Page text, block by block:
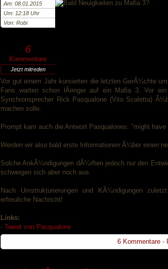
Am: 08.01.2015
Um: 12:18 Uhr
Von: Robi
6
Kommentare
Jetzt mitreden
Vor gut einem Jahr kursierten die letzten GerÃ¼chte
Fans warten schon lÃ¤nger auf ein Mafia 3. Vor
Synchronsprecher Rick Pasqualone (Vito Scaletta)
machen solle.
Prompt kam auch die Antwort Pasqualones: "might
Werden wir also bald erste Informationen Ã¼ber einen
Solche AnkÃ¼ndigungen dÃ¼rften jedoch nur den
schweigen sich aber noch aus.
Nach Umstrukturierungen und KÃ¼ndigungen
erfreuliche Nachricht!
Links:
- Tweet von Pasqualone
6 Kommentare-